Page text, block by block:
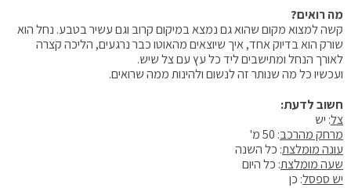
מה רואים?
קשה למצוא מקום שהוא גם נמצא במיקום קרוב וגם עשיר בטבע. נחל הוא
שורק הוא בדיוק אחד, איך שיוצאים מהאוטו כבר נרגעים, הליכה קצרה
לאורך הנחל ומתישבים ליד כל עץ עם צל שיש.
ועכשיו כל מה שנותר זה לנשום ולהינות ממה שרואים.
חשוב לדעת:
צל: יש
מרחק מהרכב: 50 מ'
עונה מומלצת: כל השנה
שעה מומלצת: כל היום
יש ספסל: כן